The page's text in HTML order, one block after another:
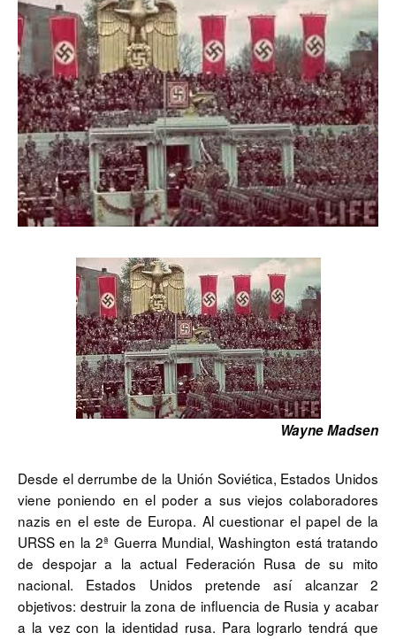
Wayne Madsen
Desde el derrumbe de la Unión Soviética, Estados Unidos
viene poniendo en el poder a sus viejos colaboradores
nazis en el este de Europa. Al cuestionar el papel de la
URSS en la 2ª Guerra Mundial, Washington está tratando
de despojar a la actual Federación Rusa de su mito
nacional. Estados Unidos pretende así alcanzar 2
objetivos: destruir la zona de influencia de Rusia y acabar
a la vez con la identidad rusa. Para lograrlo tendrá que